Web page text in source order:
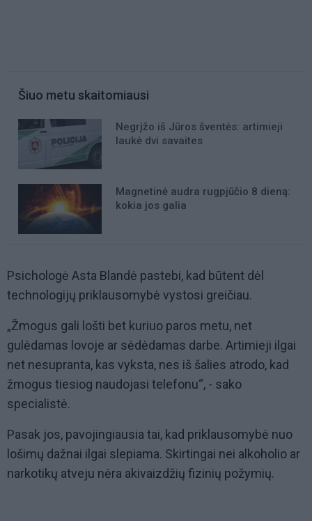
Šiuo metu skaitomiausi
Negrįžo iš Jūros šventės: artimieji
laukė dvi savaites
Magnetinė audra rugpjūčio 8 dieną:
kokia jos galia
Psichologė Asta Blandė pastebi, kad būtent dėl
technologijų priklausomybė vystosi greičiau.
„Žmogus gali lošti bet kuriuo paros metu, net
gulėdamas lovoje ar sėdėdamas darbe. Artimieji ilgai
net nesupranta, kas vyksta, nes iš šalies atrodo, kad
žmogus tiesiog naudojasi telefonu“, - sako
specialistė.
Pasak jos, pavojingiausia tai, kad priklausomybė nuo
lošimų dažnai ilgai slepiama. Skirtingai nei alkoholio ar
narkotikų atveju nėra akivaizdžių fizinių požymių.